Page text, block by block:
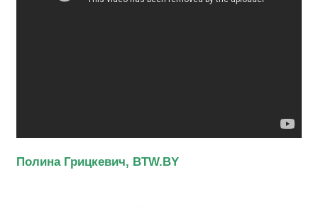
Полина Грицкевич, BTW.BY